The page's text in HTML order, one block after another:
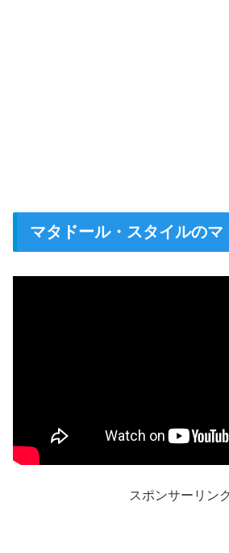
マタドール・スタイルのマ
スポンサーリンク